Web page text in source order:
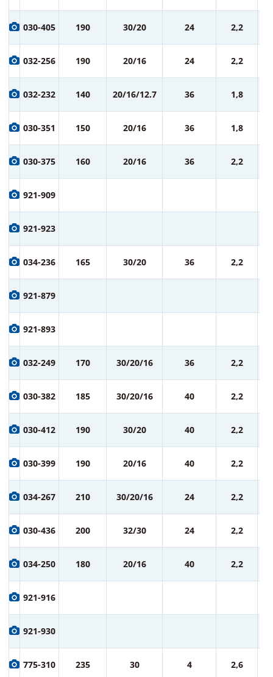
030-405 190 30/20 24 2,2
032-256 190 20/16 24 2,2
032-232 140 20/16/12.7 36 1,8
030-351 150 20/16 36 1,8
030-375 160 20/16 36 2,2
921-909
921-923
034-236 165 30/20 36 2,2
921-879
921-893
032-249 170 30/20/16 36 2,2
030-382 185 30/20/16 40 2,2
030-412 190 30/20 40 2,2
030-399 190 20/16 40 2,2
034-267 210 30/20/16 24 2,2
030-436 200 32/30 24 2,2
034-250 180 20/16 40 2,2
921-916
921-930
775-310 235 30 4 2,6